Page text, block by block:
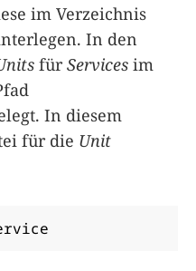
im Verzeichnis
In den
fürServices im
In diesem
für die Unit